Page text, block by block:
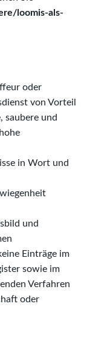
loomis-als-
oder
von Vorteil
saubere und
in Wort und
und
Einträge im
sowie im
Verfahren
oder